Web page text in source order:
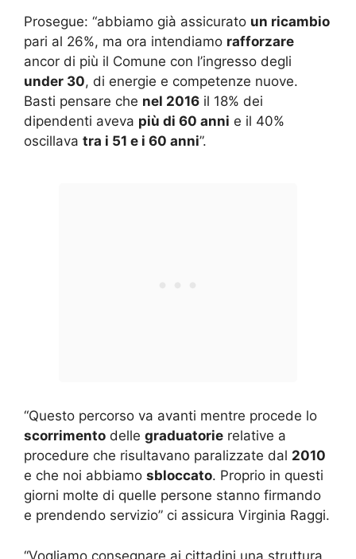
Prosegue: “abbiamo già assicurato un ricambio
pari al 26%, ma ora intendiamo rafforzare
ancor di più il Comune con l’ingresso degli
under 30, di energie e competenze nuove.
Basti pensare che nel 2016 il 18% dei
dipendenti aveva più di 60 anni e il 40%
oscillava tra i 51 e i 60 anni”.
“Questo percorso va avanti mentre procede lo
scorrimento delle graduatorie relative a
procedure che risultavano paralizzate dal 2010
e che noi abbiamo sbloccato. Proprio in questi
giorni molte di quelle persone stanno firmando
e prendendo servizio” ci assicura Virginia Raggi.
“Vogliamo consegnare ai cittadini una struttura